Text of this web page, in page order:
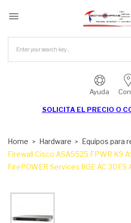

Ayuda
SOLICITA EL PRECIO O
Home Hardware
Equipos para
Firewall Cisco ASA5525 FPWR K9
FirePOWER Services 8GE AC 3DES